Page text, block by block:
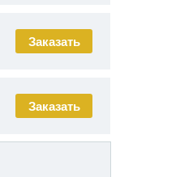
Заказать
Заказать